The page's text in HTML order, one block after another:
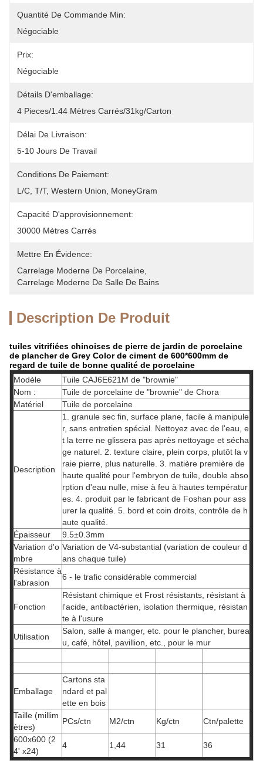
Quantité De Commande Min:
Négociable
Prix:
Négociable
Détails D'emballage:
4 Pieces/1.44 Mètres Carrés/31kg/carton
Délai De Livraison:
5-10 Jours De Travail
Conditions De Paiement:
L/C, T/T, Western Union, MoneyGram
Capacité D'approvisionnement:
30000 Mètres Carrés
Mettre En Évidence:
Carrelage Moderne De Porcelaine
Carrelage Moderne De Salle De Bains
Description De Produit
tuiles vitrifiées chinoises de pierre de jardin de porcelaine
de plancher de Grey Color de ciment de 600*600mm de
regard de tuile de bonne qualité de porcelaine
Modèle
Tuile CAJ6E621M de "brownie"
Nom :
Tuile de porcelaine de "brownie" de Chora
Matériel
Tuile de porcelaine
Description
1. granule sec fin, surface plane, facile à manipule
r, sans entretien spécial. Nettoyez avec de l'eau, e
t la terre ne glissera pas après nettoyage et sécha
ge naturel. 2. texture claire, plein corps, plutôt la v
raie pierre, plus naturelle. 3. matière première de
haute qualité pour l'embryon de tuile, double abso
rption d'eau nulle, mise à feu à hautes températur
es. 4. produit par le fabricant de Foshan pour ass
urer la qualité. 5. bord et coin droits, contrôle de h
aute qualité.
Épaisseur
9.5±0.3mm
Variation d'o
mbre
Variation de V4-substantial (variation de couleur d
ans chaque tuile)
Résistance à
l'abrasion
6 - le trafic considérable commercial
Fonction
Résistant chimique et Frost résistants, résistant à
l'acide, antibactérien, isolation thermique, résistan
te à l'usure
Utilisation
Salon, salle à manger, etc. pour le plancher, burea
u, café, hôtel, pavillion, etc., pour le mur
Emballage
Cartons sta
ndard et pal
ette en bois
Taille (millim
ètres)
PCs/ctn M2/ctn Kg/ctn
Ctn/palette
600x600 (2
4' x24)
4 1,44 31 36